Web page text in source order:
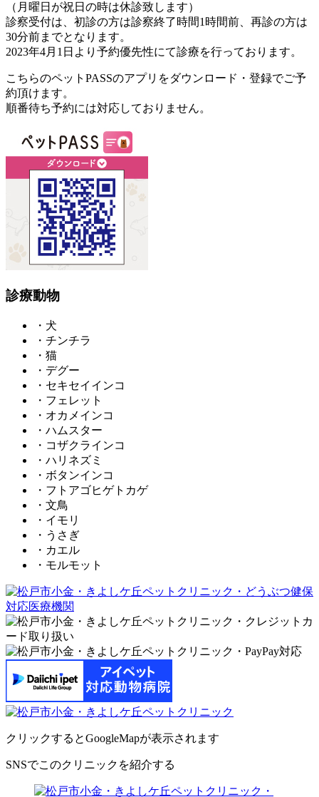
（月曜日が祝日の時は休診致します）
診察受付は、初診の方は診察終了時間1時間前、再診の方は
30分前までとなります。
2023年4月1日より予約優先性にて診療を行っております。
こちらのペットPASSのアプリをダウンロード・登録でご予
約頂けます。
順番待ち予約には対応しておりません。
診療動物
・犬
・チンチラ
・猫
・デグー
・セキセイインコ
・フェレット
・オカメインコ
・ハムスター
・コザクラインコ
・ハリネズミ
・ボタンインコ
・フトアゴヒゲトカゲ
・文鳥
・イモリ
・うさぎ
・カエル
・モルモット
クリックするとGoogleMapが表示されます
SNSでこのクリニックを紹介する